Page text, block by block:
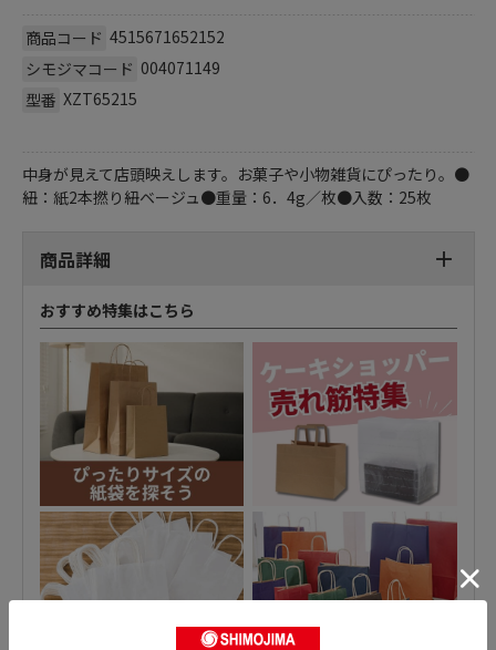
商品コード 4515671652152
シモジマコード 004071149
型番 XZT65215
中身が見えて店頭映えします。お菓子や小物雑貨にぴったり。●
紐：紙2本撚り紐ベージュ●重量：6．4g／枚●入数：25枚
商品詳細
おすすめ特集はこちら